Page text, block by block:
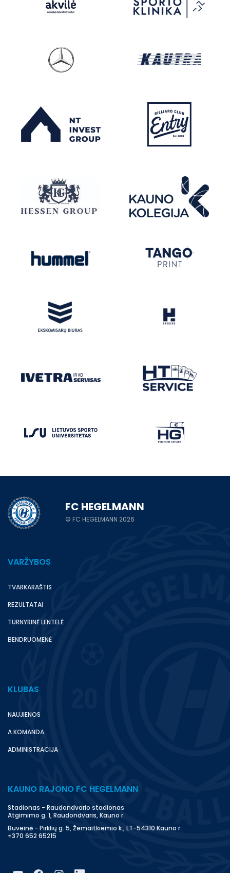
FC HEGELMANN
© FC HEGELMANN 2026
VARŽYBOS
TVARKARAŠTIS
REZULTATAI
TURNYRINĖ LENTELĖ
BENDRUOMENĖ
KLUBAS
NAUJIENOS
A KOMANDA
ADMINISTRACIJA
KAUNO RAJONO FC HEGELMANN
Stadionas - Raudondvario stadionas
Atgimimo g. 1, Raudondvaris, Kauno r.
Buveinė - Pirklių g. 5, Žemaitkiemio k., LT-54310 Kauno r.
+370 652 65215